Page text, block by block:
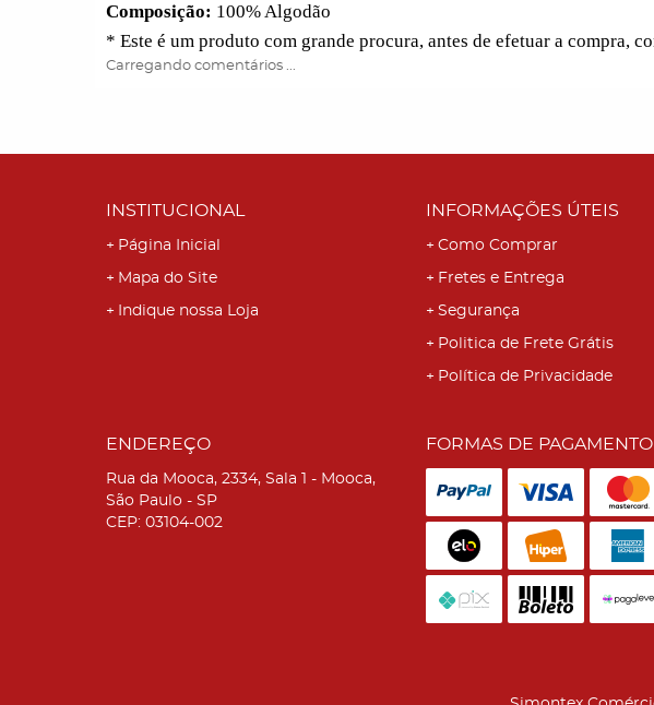
Composição: 100% Algodão
* Este é um produto com grande procura, antes de efetuar a compra,
Carregando comentários ...
INSTITUCIONAL
Página Inicial
Mapa do Site
Indique nossa Loja
INFORMAÇÕES ÚTEIS
Como Comprar
Fretes e Entrega
Segurança
Politica de Frete Grátis
Política de Privacidade
ENDEREÇO
Rua da Mooca, 2334, Sala 1 - Mooca,
São Paulo - SP
CEP: 03104-002
FORMAS DE PAGAMENTO